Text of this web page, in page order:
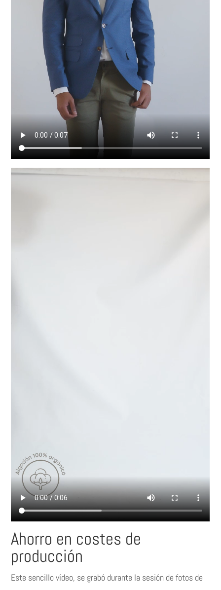
Ahorro en costes de
producción
Este sencillo vídeo, se grabó durante la sesión de fotos de